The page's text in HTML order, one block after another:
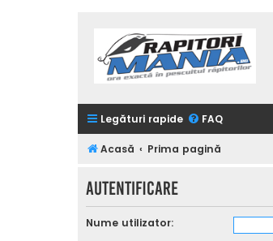
Legături rapide FAQ
Acasă Prima pagină
Autentificare
Nume utilizator: